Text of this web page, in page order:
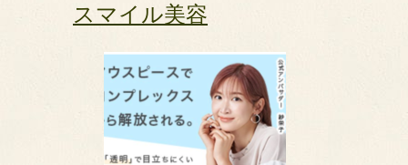
スマイル美容